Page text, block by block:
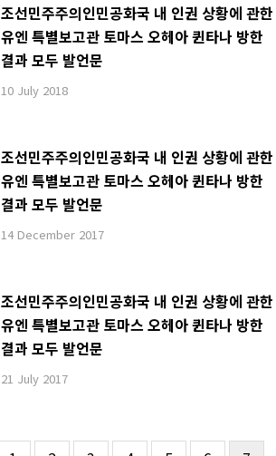
조선민주주의인민공화국 내 인권 상황에 관한
유엔 특별보고관 토마스 오헤아 퀸타나 방한
결과 모두 발언문
10 July 2018
조선민주주의인민공화국 내 인권 상황에 관한
유엔 특별보고관 토마스 오헤아 퀸타나 방한
결과 모두 발언문
14 December 2017
조선민주주의인민공화국 내 인권 상황에 관한
유엔 특별보고관 토마스 오헤아 퀸타나 방한
결과 모두 발언문
21 July 2017